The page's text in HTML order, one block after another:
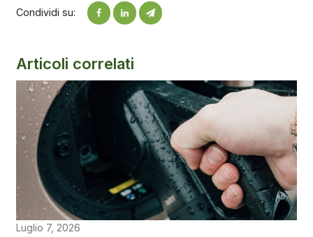
Condividi su:
Articoli correlati
Luglio 7, 2026